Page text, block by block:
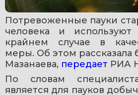
Потревоженные пауки
человека и
крайнем случае в
меры. Об этом
Мазанаева, передает РИА
По словам
является для пауков